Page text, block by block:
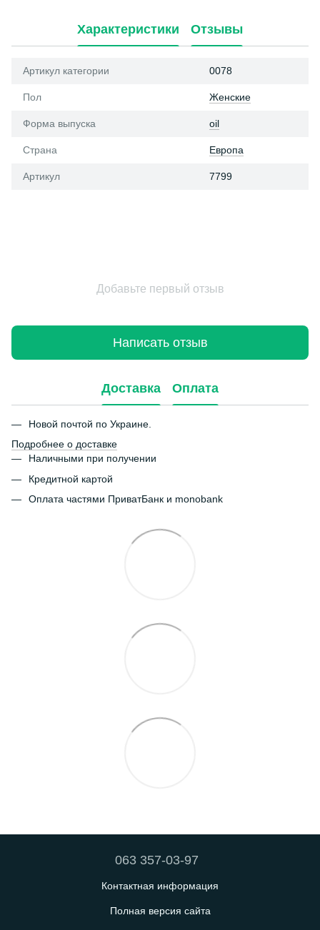
Характеристики Отзывы
Артикул категории 0078
Пол Женские
Форма выпуска oil
Страна Европа
Артикул 7799
Добавьте первый отзыв
Написать отзыв
Доставка Оплата
Новой почтой по Украине.
Подробнее о доставке
Наличными при получении
Кредитной картой
Оплата частями ПриватБанк и monobank
063 357-03-97
Контактная информация
Полная версия сайта